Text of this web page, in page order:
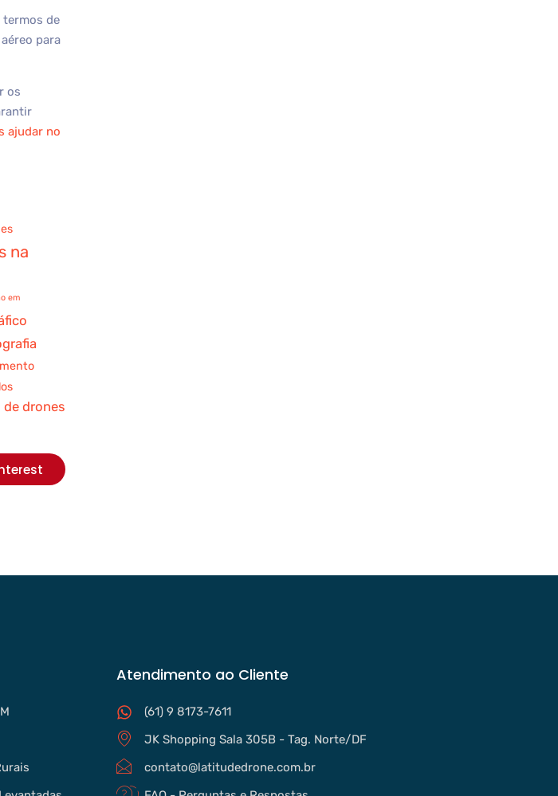
termos de
para
os
ajudar no
na
em
drones
Atendimento ao Cliente
(61) 9 8173-7611
JK Shopping Sala 305B - Tag. Norte/DF
contato@latitudedrone.com.br